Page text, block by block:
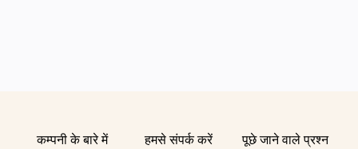
कम्पनी के बारे में हमसे संपर्क करें पूछे जाने वाले प्रश्न